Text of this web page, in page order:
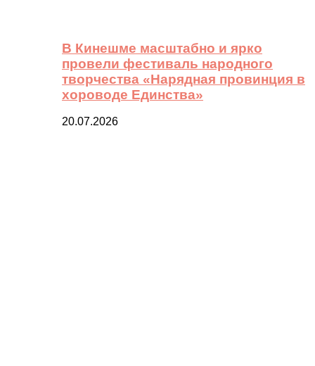
В Кинешме масштабно и ярко
провели фестиваль народного
творчества «Нарядная провинция в
хороводе Единства»
20.07.2026